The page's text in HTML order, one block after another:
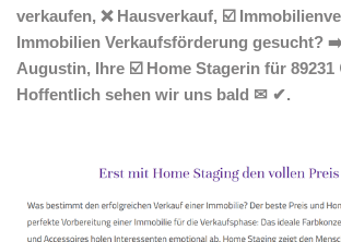
verkaufen, ❌ Hausverkauf, ☑️
Immobilien Verkaufsförderung gesucht?
Augustin, Ihre ☑️ Home Stagerin für
Hoffentlich sehen wir uns bald ✉ ✔.